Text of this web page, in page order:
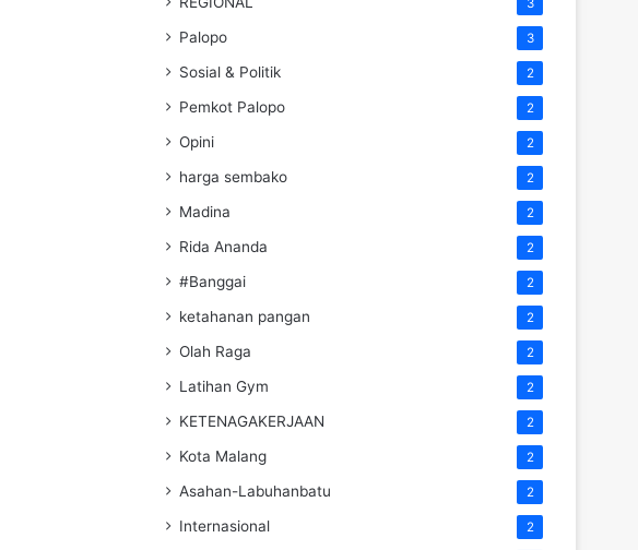
3
Palopo 3
Sosial & Politik 2
Pemkot Palopo 2
Opini 2
harga sembako 2
Madina 2
Rida Ananda 2
#Banggai 2
ketahanan pangan 2
Olah Raga 2
Latihan Gym 2
KETENAGAKERJAAN 2
Kota Malang 2
Asahan-Labuhanbatu 2
Internasional 2